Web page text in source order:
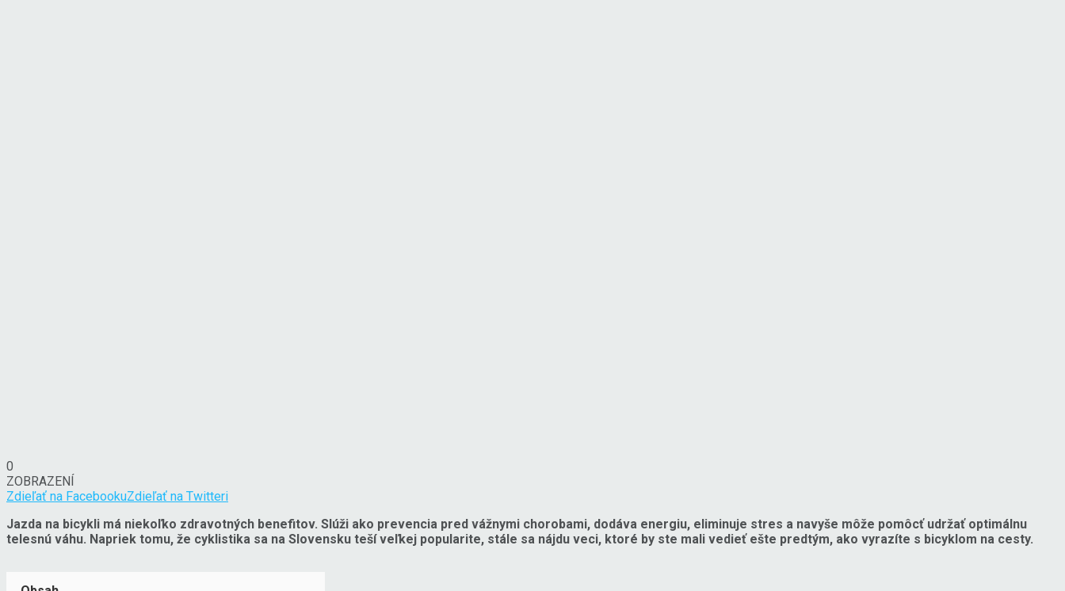
0
ZOBRAZENÍ
Zdieľať na FacebookuZdieľať na Twitteri
Jazda na bicykli má niekoľko zdravotných benefitov. Slúži ako prevencia pred vážnymi chorobami, dodáva energiu, eliminuje stres a navyše môže pomôcť udržať optimálnu
telesnú váhu. Napriek tomu, že cyklistika sa na Slovensku teší veľkej popularite, stále sa nájdu veci, ktoré by ste mali vedieť ešte predtým, ako vyrazíte s bicyklom na cesty.